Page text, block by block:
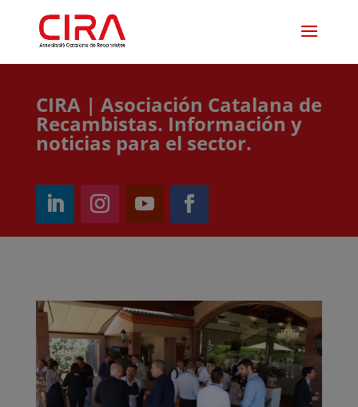
CIRA | Asociación Catalana de
Recambistas. Información y
noticias para el sector.